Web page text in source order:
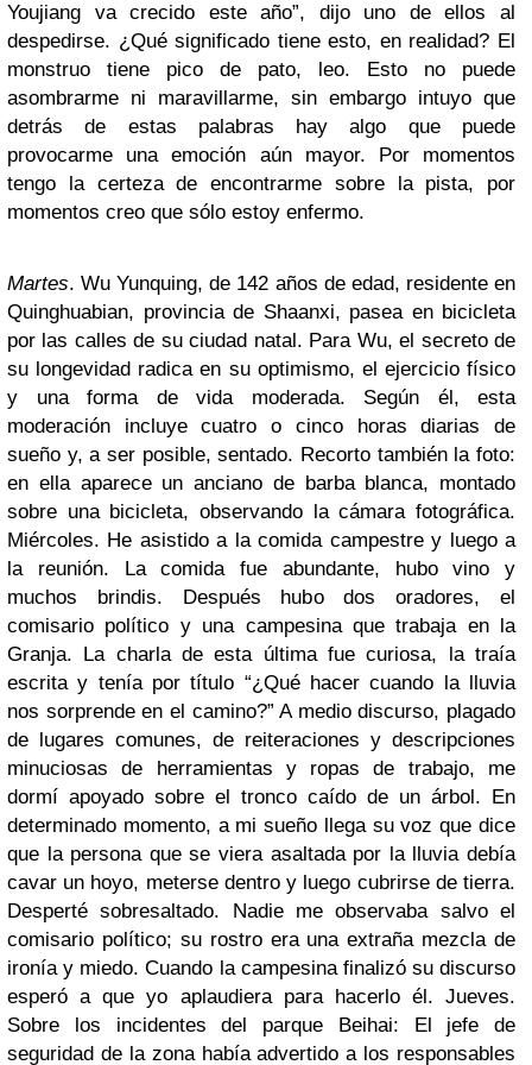
Youjiang va crecido este año”, dijo uno de ellos al
despedirse. ¿Qué significado tiene esto, en realidad? El
monstruo tiene pico de pato, leo. Esto no puede
asombrarme ni maravillarme, sin embargo intuyo que
detrás de estas palabras hay algo que puede
provocarme una emoción aún mayor. Por momentos
tengo la certeza de encontrarme sobre la pista, por
momentos creo que sólo estoy enfermo.
Martes. Wu Yunquing, de 142 años de edad, residente en
Quinghuabian, provincia de Shaanxi, pasea en bicicleta
por las calles de su ciudad natal. Para Wu, el secreto de
su longevidad radica en su optimismo, el ejercicio físico
y una forma de vida moderada. Según él, esta
moderación incluye cuatro o cinco horas diarias de
sueño y, a ser posible, sentado. Recorto también la foto:
en ella aparece un anciano de barba blanca, montado
sobre una bicicleta, observando la cámara fotográfica.
Miércoles. He asistido a la comida campestre y luego a
la reunión. La comida fue abundante, hubo vino y
muchos brindis. Después hubo dos oradores, el
comisario político y una campesina que trabaja en la
Granja. La charla de esta última fue curiosa, la traía
escrita y tenía por título “¿Qué hacer cuando la lluvia
nos sorprende en el camino?” A medio discurso, plagado
de lugares comunes, de reiteraciones y descripciones
minuciosas de herramientas y ropas de trabajo, me
dormí apoyado sobre el tronco caído de un árbol. En
determinado momento, a mi sueño llega su voz que dice
que la persona que se viera asaltada por la lluvia debía
cavar un hoyo, meterse dentro y luego cubrirse de tierra.
Desperté sobresaltado. Nadie me observaba salvo el
comisario político; su rostro era una extraña mezcla de
ironía y miedo. Cuando la campesina finalizó su discurso
esperó a que yo aplaudiera para hacerlo él. Jueves.
Sobre los incidentes del parque Beihai: El jefe de
seguridad de la zona había advertido a los responsables